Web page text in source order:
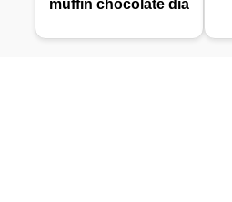
muffin chocolate dia